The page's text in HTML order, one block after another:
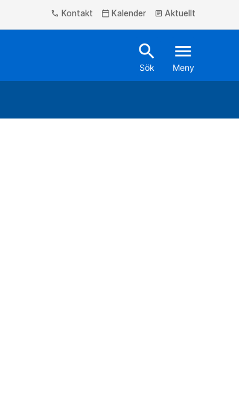
phone Kontakt calendar_today Kalender article Aktuellt
search
Sök
menu
Meny